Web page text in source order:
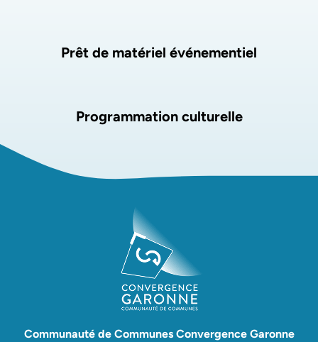
Prêt de matériel événementiel
Programmation culturelle
Communauté de Communes Convergence Garonne